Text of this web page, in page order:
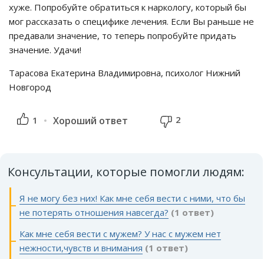
хуже. Попробуйте обратиться к наркологу, который бы
мог рассказать о специфике лечения. Если Вы раньше не
предавали значение, то теперь попробуйте придать
значение. Удачи!
Тарасова Екатерина Владимировна, психолог Нижний
Новгород
1 Хороший ответ 2
Консультации, которые помогли людям:
Я не могу без них! Как мне себя вести с ними, что бы
не потерять отношения навсегда? (1 ответ)
Как мне себя вести с мужем? У нас с мужем нет
нежности,чувств и внимания (1 ответ)